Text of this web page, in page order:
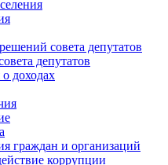
совета депутатов
депутатов
доходах
граждан и организаций
коррупции